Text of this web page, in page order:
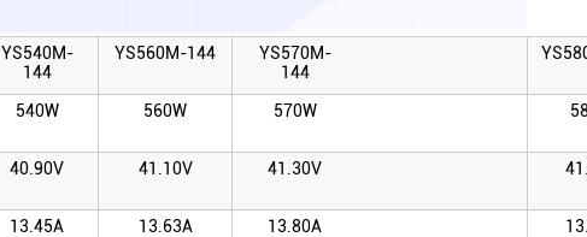
YS540M-
144
YS560M-144
YS570M-
144
540W 560W 570W
40.90V 41.10V 41.30V
13.45A 13.63A 13.80A